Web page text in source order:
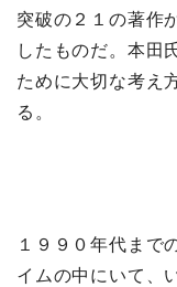
突破の２１の著作
したものだ。本田
ために大切な考え
る。
１９９０年代まで
イムの中にいて、